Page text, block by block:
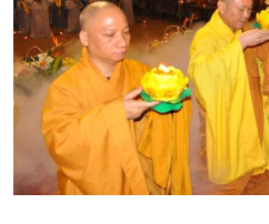
ta với chư Phật trong mười
chúng sinh đều thân thiện với
Phật và Bồ Tát trong thế giới
thượng cũng nhắc về 4 lời thệ
tính chúng sinh thệ nguyện độ
nguyện đoạn – Tự tính pháp
tính Phật đạo thệ nguyện thành